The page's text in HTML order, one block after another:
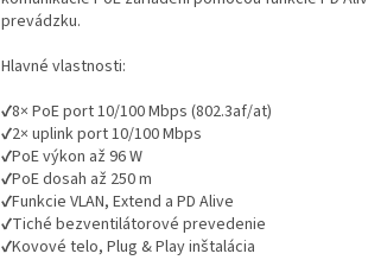
prevádzku.
Hlavné vlastnosti:
✔8× PoE port 10/100 Mbps (802.3af/at)
✔2× uplink port 10/100 Mbps
✔PoE výkon až 96 W
✔PoE dosah až 250 m
✔Funkcie VLAN, Extend a PD Alive
✔Tiché bezventilátorové prevedenie
✔Kovové telo, Plug & Play inštalácia